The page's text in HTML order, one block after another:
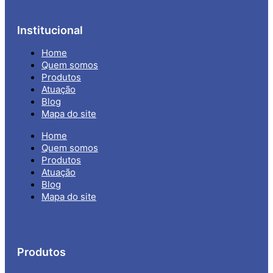
Institucional
Home
Quem somos
Produtos
Atuação
Blog
Mapa do site
Home
Quem somos
Produtos
Atuação
Blog
Mapa do site
Produtos